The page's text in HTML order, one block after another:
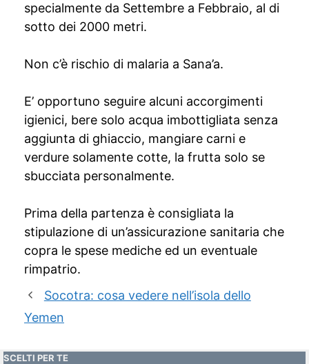
specialmente da Settembre a Febbraio, al di
sotto dei 2000 metri.
Non c’è rischio di malaria a Sana’a.
E’ opportuno seguire alcuni accorgimenti
igienici, bere solo acqua imbottigliata senza
aggiunta di ghiaccio, mangiare carni e
verdure solamente cotte, la frutta solo se
sbucciata personalmente.
Prima della partenza è consigliata la
stipulazione di un’assicurazione sanitaria che
copra le spese mediche ed un eventuale
rimpatrio.
Socotra: cosa vedere nell’isola dello
Yemen
SCELTI PER TE